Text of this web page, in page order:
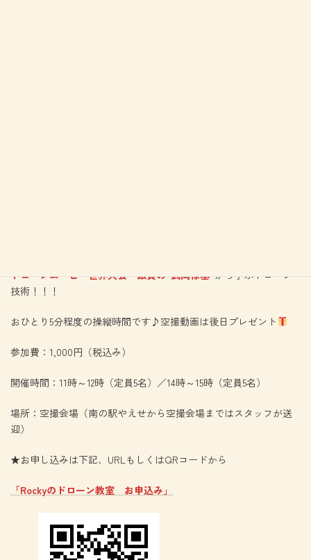
ドローンムービー世界大会・銀賞の”武岡禄基” から学ぶドローン
技術！！！
おひとり5分程度の操縦時間です♪空撮動画は後日プレゼント
参加費：1,000円（税込み）
開催時間：11時～12時（定員5名）／14時～15時（定員5名）
場所：空撮会場（南の駅やえせから空撮会場まではスタッフが送
迎）
★お申し込みは下記、URLもしくはQRコードから
「Rockyのドローン教室 お申込み」